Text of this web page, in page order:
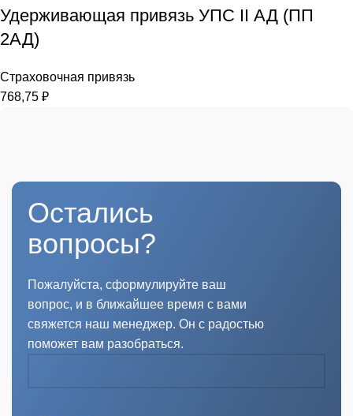
Удерживающая привязь УПС II АД (ПП
2АД)
Страховочная привязь
768,75 ₽
Остались
вопросы?
Пожалуйста, сформулируйте ваш
вопрос, и в ближайшее время с вами
свяжется наш менеджер. Он с радостью
поможет вам разобраться.